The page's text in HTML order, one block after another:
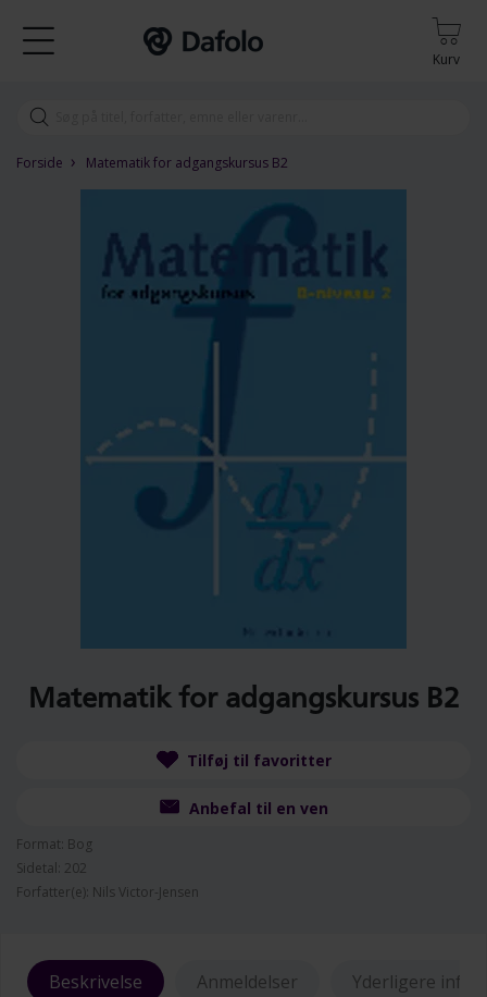
Kurv
Forside › Matematik for adgangskursus B2
Matematik for adgangskursus B2
Tilføj til favoritter
Anbefal til en ven
Format: Bog
Sidetal: 202
Forfatter(e): Nils Victor-Jensen
Beskrivelse Anmeldelser Yderligere info